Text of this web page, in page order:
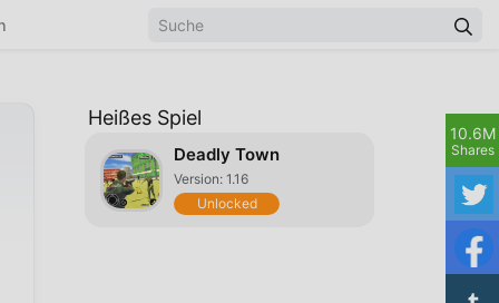
Heißes Spiel
Deadly Town
Version: 1.16
Unlocked
10.6M
Shares